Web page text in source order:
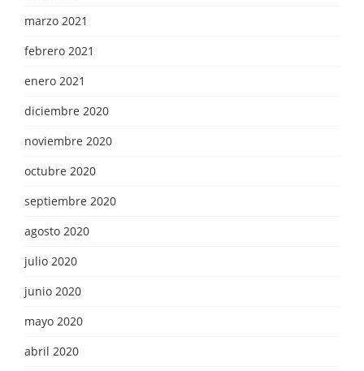
marzo 2021
febrero 2021
enero 2021
diciembre 2020
noviembre 2020
octubre 2020
septiembre 2020
agosto 2020
julio 2020
junio 2020
mayo 2020
abril 2020